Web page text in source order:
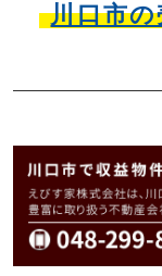
川口市